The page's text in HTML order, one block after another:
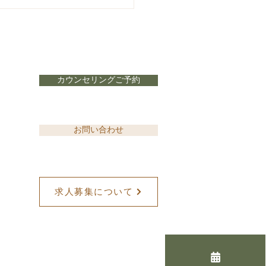
いますか？潤いをつく
カウンセリングご予約
お問い合わせ
求人募集について